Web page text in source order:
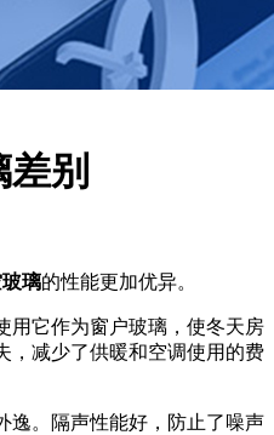
别
璃的性能更加优异。
用它作为窗户玻璃，使冬天房
，减少了供暖和空调使用的费
逸。隔声性能好，防止了噪声